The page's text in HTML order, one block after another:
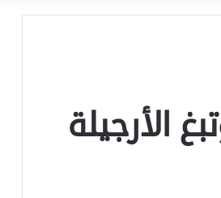
الأرجيلة